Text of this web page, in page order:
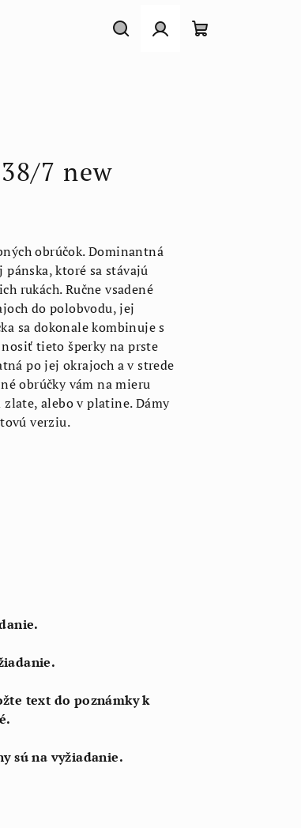
7 new
obrúčok. Dominantná
pánska, ktoré sa stávajú
rukách. Ručne vsadené
do polobvodu, jej
sa dokonale kombinuje s
tieto šperky na prste
po jej okrajoch a v strede
obrúčky vám na mieru
alebo v platine. Dámy
verziu.
text do poznámky k
sú na vyžiadanie.